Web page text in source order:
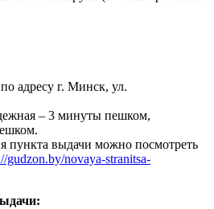
адресу г. Минск, ул.
– 3 минуты пешком,
пункта выдачи можно посмотреть
gudzon.by/novaya-stranitsa-